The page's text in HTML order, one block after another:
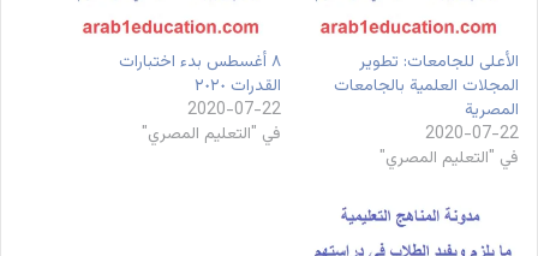
الأعلى للجامعات: تطوير
المجلات العلمية بالجامعات
المصرية
2020-07-22
في "التعليم المصري"
٨ أغسطس بدء اختبارات
القدرات ٢٠٢٠
2020-07-22
في "التعليم المصري"